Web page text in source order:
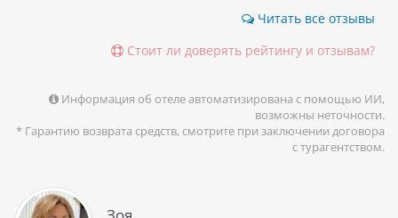
Читать все отзывы
Стоит ли доверять рейтингу и отзывам?
Информация об отеле автоматизирована с помощью ИИ,
возможны неточности.
* Гарантию возврата средств, смотрите при заключении договора
с турагентством.